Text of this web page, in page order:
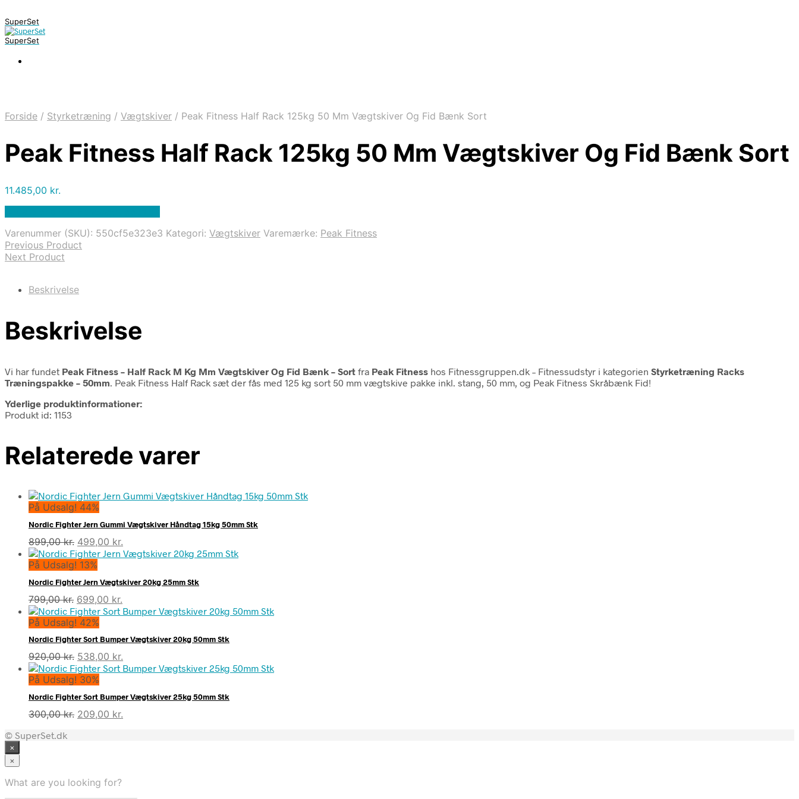
SuperSet
SuperSet
Forside / Styrketræning / Vægtskiver / Peak Fitness Half Rack 125kg 50 Mm Vægtskiver Og Fid Bænk Sort
Peak Fitness Half Rack 125kg 50 Mm Vægtskiver Og Fid Bænk Sort
11.485,00 kr.
Varenummer (SKU): 550cf5e323e3 Kategori: Vægtskiver Varemærke: Peak Fitness
Previous Product
Next Product
Beskrivelse
Beskrivelse
Vi har fundet Peak Fitness – Half Rack M Kg Mm Vægtskiver Og Fid Bænk – Sort fra Peak Fitness hos Fitnessgruppen.dk – Fitnessudstyr i kategorien Styrketræning Racks
Træningspakke – 50mm . Peak Fitness Half Rack sæt der fås med 125 kg sort 50 mm vægtskive pakke inkl. stang, 50 mm, og Peak Fitness Skråbænk Fid!
Yderlige produktinformationer:
Produkt id: 1153
Relaterede varer
På Udsalg! 44%
Nordic Fighter Jern Gummi Vægtskiver Håndtag 15kg 50mm Stk
899,00kr. Den
oprindelige
pris
var:
899,00 kr..
499,00 kr.
aktuelle
er:
499,00 kr..
På Udsalg! 13%
Nordic Fighter Jern Vægtskiver 20kg 25mm Stk
799,00kr. Den
oprindelige
pris
var:
799,00 kr..
699,00 kr.
aktuelle
er:
699,00 kr..
På Udsalg! 42%
Nordic Fighter Sort Bumper Vægtskiver 20kg 50mm Stk
920,00kr. Den
oprindelige
pris
var:
920,00 kr..
538,00 kr.
aktuelle
er:
538,00 kr..
På Udsalg! 30%
Nordic Fighter Sort Bumper Vægtskiver 25kg 50mm Stk
300,00kr. Den
209,00 kr.
© SuperSet.dk
×
×
What are you looking for?